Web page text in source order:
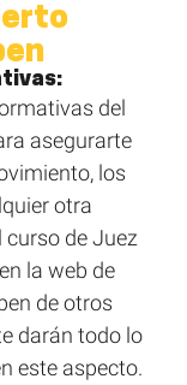
del
asegurarte
los
otra
de Juez
la web de
de otros
darán todo lo
este aspecto.